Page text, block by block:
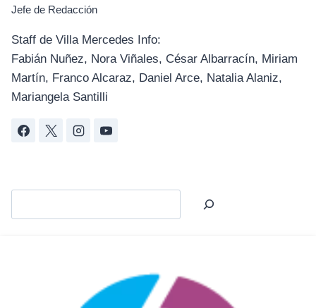
Jefe de Redacción
Staff de Villa Mercedes Info:
Fabián Nuñez, Nora Viñales, César Albarracín, Miriam
Martín, Franco Alcaraz, Daniel Arce, Natalia Alaniz,
Mariangela Santilli